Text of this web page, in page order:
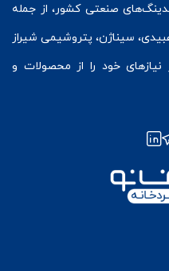
صنعتی کشور، از جمله
سیناژن، پتروشیمی شیراز
خود را از محصولات و